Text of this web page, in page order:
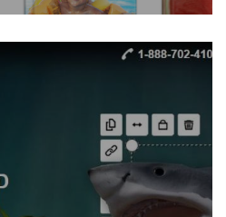
de fotollibres,
partir de fotografies